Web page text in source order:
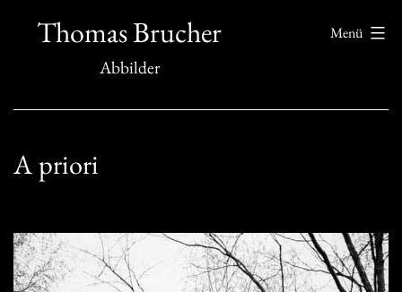
InhaltThomas Brucher
Abbilder
Menü
A priori